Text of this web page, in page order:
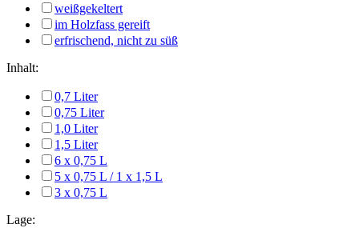
weißgekeltert
im Holzfass gereift
erfrischend, nicht zu süß
Inhalt:
0,7 Liter
0,75 Liter
1,0 Liter
1,5 Liter
6 x 0,75 L
5 x 0,75 L / 1 x 1,5 L
3 x 0,75 L
Lage: